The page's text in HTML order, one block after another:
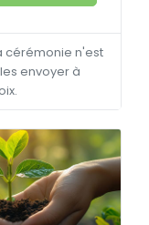
cérémonie n'est
envoyer à